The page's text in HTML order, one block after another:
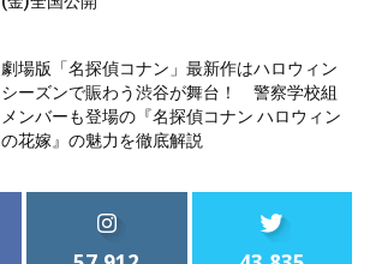
劇場版「名探偵コナン」最新作はハロウィン
シーズンで賑わう渋谷が舞台！ 警察学校組
メンバーも登場の『名探偵コナン ハロウィン
の花嫁』の魅力を徹底解説